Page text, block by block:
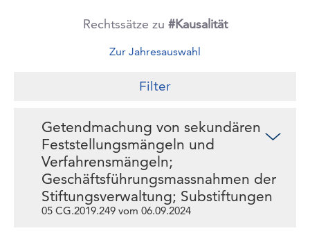
Rechtssätze zu #Kausalität
Zur Jahresauswahl
Filter
Getendmachung von sekundären
Feststellungsmängeln und
Verfahrensmängeln;
Geschäftsführungsmassnahmen der
Stiftungsverwaltung; Substiftungen
05 CG.2019.249 vom 06.09.2024